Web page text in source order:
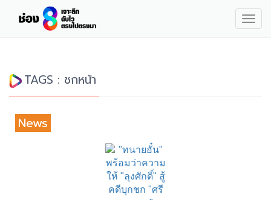
TAGS : ชกหน้า
News